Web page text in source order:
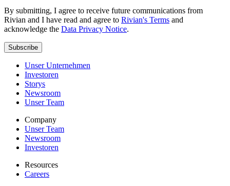
By submitting, I agree to receive future communications from
Rivian and I have read and agree to Rivian's Terms and
acknowledge the Data Privacy Notice.
Subscribe
Unser Unternehmen
Investoren
Storys
Newsroom
Unser Team
Company
Unser Team
Newsroom
Investoren
Resources
Careers